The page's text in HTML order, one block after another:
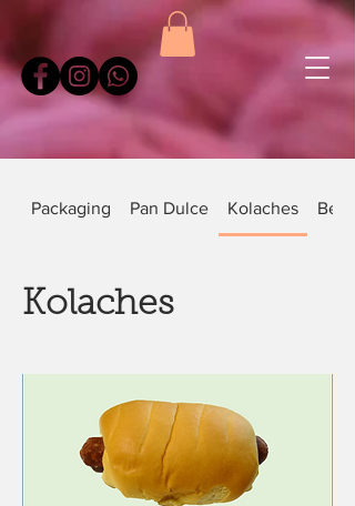
Packaging Pan Dulce Kolaches
Kolaches